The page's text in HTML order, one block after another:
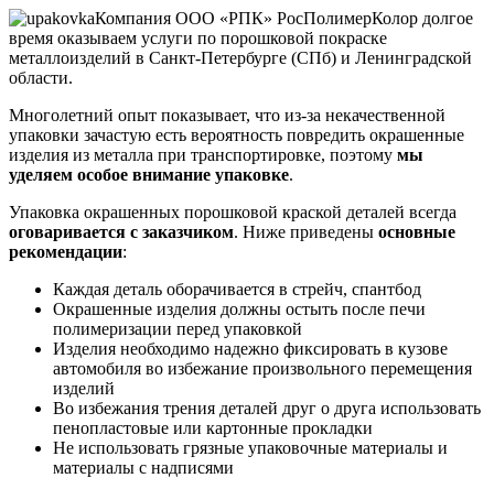
Компания ООО «РПК» РосПолимерКолор долгое
время оказываем услуги по порошковой покраске
металлоизделий в Санкт-Петербурге (СПб) и Ленинградской
области.
Многолетний опыт показывает, что из-за некачественной
упаковки зачастую есть вероятность повредить окрашенные
изделия из металла при транспортировке, поэтому мы
уделяем особое внимание упаковке.
Упаковка окрашенных порошковой краской деталей всегда
оговаривается с заказчиком. Ниже приведены основные
рекомендации:
Каждая деталь оборачивается в стрейч, спантбод
Окрашенные изделия должны остыть после печи
полимеризации перед упаковкой
Изделия необходимо надежно фиксировать в кузове
автомобиля во избежание произвольного перемещения
изделий
Во избежания трения деталей друг о друга использовать
пенопластовые или картонные прокладки
Не использовать грязные упаковочные материалы и
материалы с надписями